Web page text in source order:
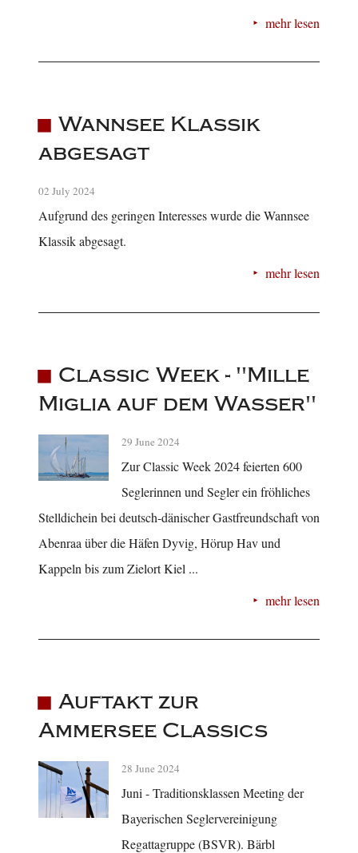
mehr lesen
Wannsee Klassik
abgesagt
02 July 2024
Aufgrund des geringen Interesses wurde die Wannsee
Klassik abgesagt.
mehr lesen
Classic Week - "Mille
Miglia auf dem Wasser"
29 June 2024
Zur Classic Week 2024 feierten 600
Seglerinnen und Segler ein fröhliches
Stelldichein bei deutsch-dänischer Gastfreundschaft von
Abenraa über die Häfen Dyvig, Hörup Hav und
Kappeln bis zum Zielort Kiel ...
mehr lesen
Auftakt zur
Ammersee Classics
28 June 2024
Juni - Traditionsklassen Meeting der
Bayerischen Seglervereinigung
Regattagruppe (BSVR). Bärbl